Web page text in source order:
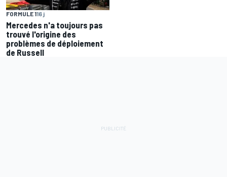
FORMULE 116 j
Mercedes n'a toujours pas
trouvé l'origine des
problèmes de déploiement
de Russell